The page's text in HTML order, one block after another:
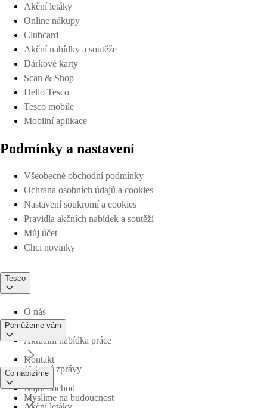
Akční letáky
Online nákupy
Clubcard
Akční nabídky a soutěže
Dárkové karty
Scan & Shop
Hello Tesco
Tesco mobile
Mobilní aplikace
Podmínky a nastavení
Všeobecné obchodní podmínky
Ochrana osobních údajů a cookies
Nastavení soukromí a cookies
Pravidla akčních nabídek a soutěží
Můj účet
Chci novinky
Tesco
O nás
Aktuální nabídka práce
Tiskové zprávy
Myslíme na budoucnost
Pomůžeme vám
Kontakt
Najdi obchod
Co nabízíme